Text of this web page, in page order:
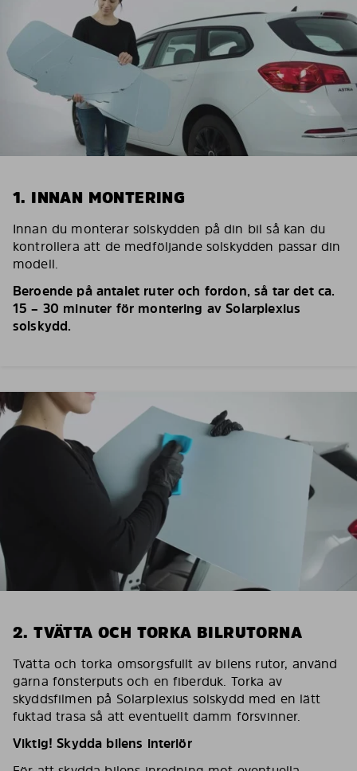
1. INNAN MONTERING
Innan du monterar solskydden på din bil så kan du
kontrollera att de medföljande solskydden passar din
modell.
Beroende på antalet ruter och fordon, så tar det ca.
15 – 30 minuter för montering av Solarplexius
solskydd.
2. TVÄTTA OCH TORKA BILRUTORNA
Tvätta och torka omsorgsfullt av bilens rutor, använd
gärna fönsterputs och en fiberduk. Torka av
skyddsfilmen på Solarplexius solskydd med en lätt
fuktad trasa så att eventuellt damm försvinner.
Viktig! Skydda bilens interiör